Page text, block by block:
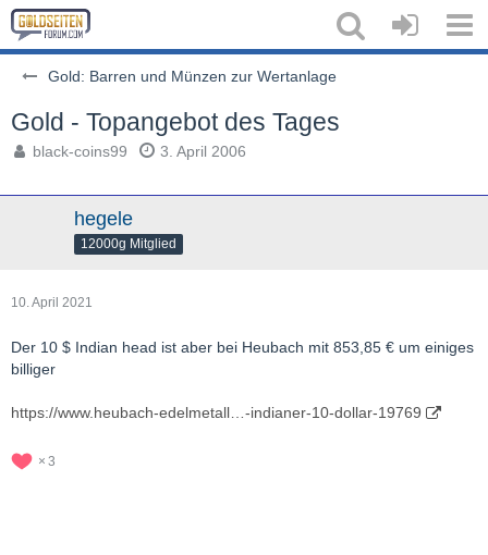
Gold: Barren und Münzen zur Wertanlage
Gold - Topangebot des Tages
black-coins99 3. April 2006
hegele
12000g Mitglied
10. April 2021
Der 10 $ Indian head ist aber bei Heubach mit 853,85 € um einiges
billiger
https://www.heubach-edelmetall…-indianer-10-dollar-19769
3